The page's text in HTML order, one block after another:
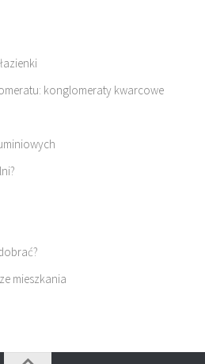
konglomeraty kwarcowe
mieszkania